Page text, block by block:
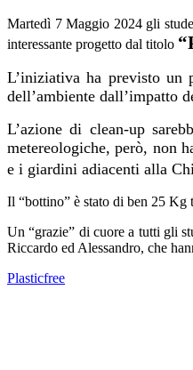
Martedì 7 Maggio 2024 gli
interessante progetto dal titolo
L’iniziativa ha previsto
dell’ambiente dall’impatto
L’azione di clean-up
metereologiche, però, non
e i giardini adiacenti alla
Il “bottino” è stato di ben 25 Kg
Un “grazie” di cuore a tutti gli
Riccardo ed Alessandro, che
Plasticfree